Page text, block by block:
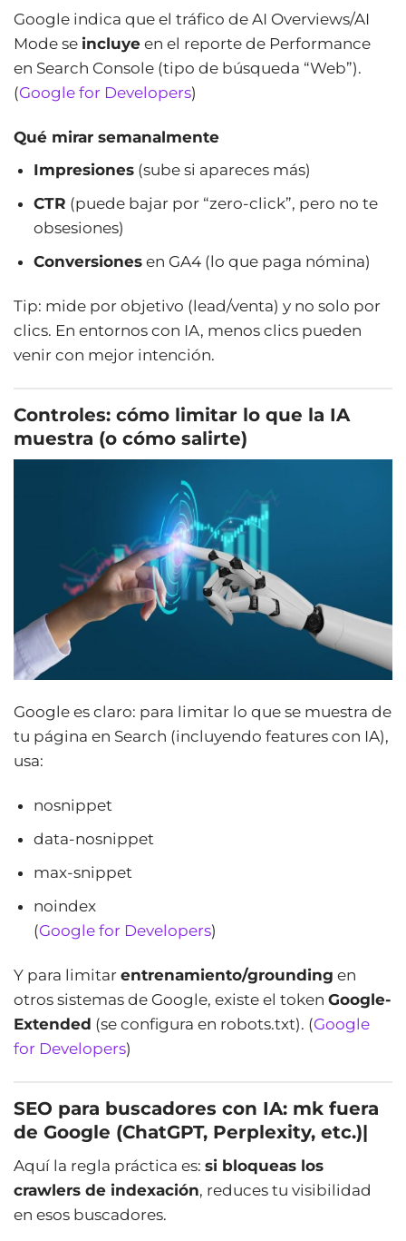
Google indica que el tráfico de AI Overviews/AI
Mode se incluye en el reporte de Performance
en Search Console (tipo de búsqueda “Web”).
(Google for Developers)
Qué mirar semanalmente
Impresiones (sube si apareces más)
CTR (puede bajar por “zero-click”, pero no te
obsesiones)
Conversiones en GA4 (lo que paga nómina)
Tip: mide por objetivo (lead/venta) y no solo por
clics. En entornos con IA, menos clics pueden
venir con mejor intención.
Controles: cómo limitar lo que la IA
muestra (o cómo salirte)
Google es claro: para limitar lo que se muestra de
tu página en Search (incluyendo features con IA),
usa:
nosnippet
data-nosnippet
max-snippet
noindex
(Google for Developers)
Y para limitar entrenamiento/grounding en
otros sistemas de Google, existe el token Google-
Extended (se configura en robots.txt). (Google
for Developers)
SEO para buscadores con IA: mk fuera
de Google (ChatGPT, Perplexity, etc.)|
Aquí la regla práctica es: si bloqueas los
crawlers de indexación, reduces tu visibilidad
en esos buscadores.